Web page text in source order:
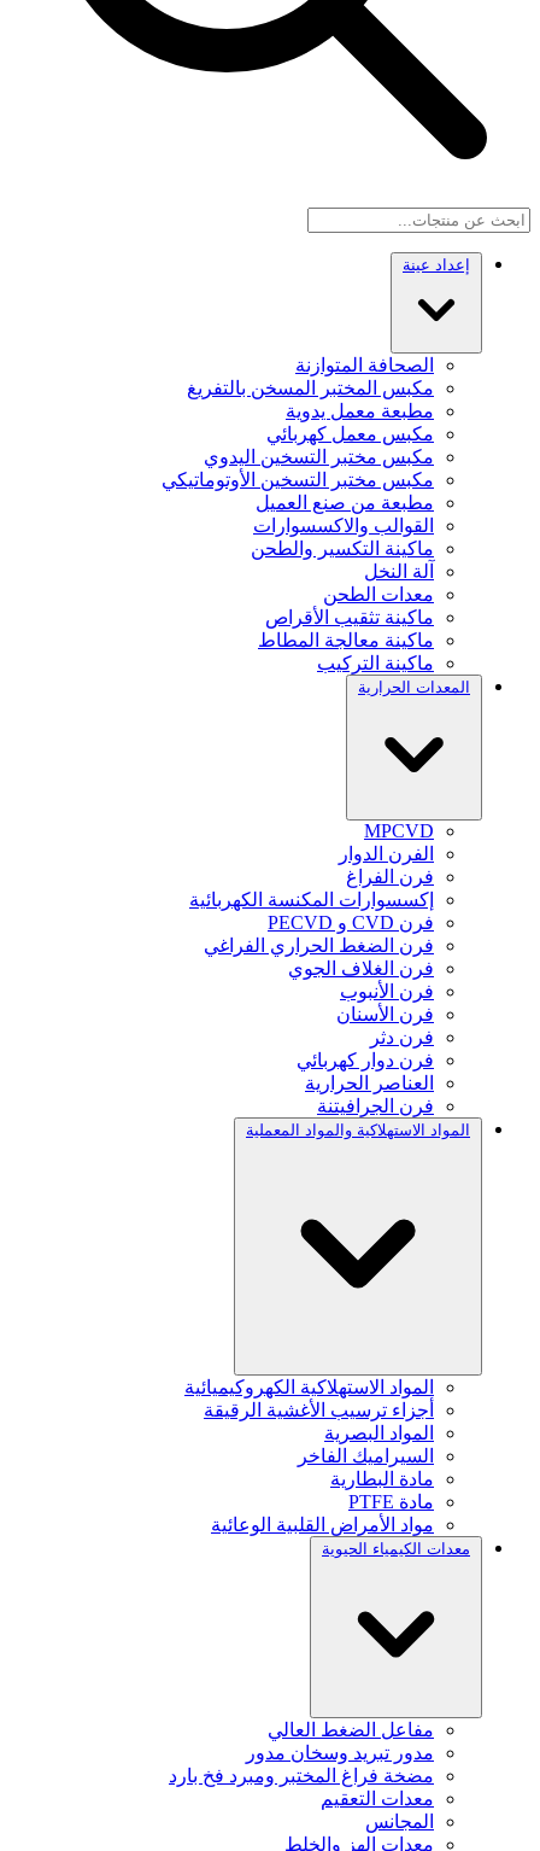
إعداد عينة
الصحافة المتوازنة
مكبس المختبر المسخن بالتفريغ
مطبعة معمل يدوية
مكبس معمل كهربائي
مكبس مختبر التسخين اليدوي
مكبس مختبر التسخين الأوتوماتيكي
مطبعة من صنع العميل
القوالب والاكسسوارات
ماكينة التكسير والطحن
آلة النخل
معدات الطحن
ماكينة تثقيب الأقراص
ماكينة معالجة المطاط
ماكينة التركيب
المعدات الحرارية
MPCVD
الفرن الدوار
فرن الفراغ
إكسسوارات المكنسة الكهربائية
فرن CVD و PECVD
فرن الضغط الحراري الفراغي
فرن الغلاف الجوي
فرن الأنبوب
فرن الأسنان
فرن دثر
فرن دوار كهربائي
العناصر الحرارية
فرن الجرافيتنة
المواد الاستهلاكية والمواد المعملية
المواد الاستهلاكية الكهروكيميائية
أجزاء ترسيب الأغشية الرقيقة
المواد البصرية
السيراميك الفاخر
مادة البطارية
مادة PTFE
مواد الأمراض القلبية الوعائية
معدات الكيمياء الحيوية
مفاعل الضغط العالي
مدور تبريد وسخان مدور
مضخة فراغ المختبر ومبرد فخ بارد
معدات التعقيم
المجانس
معدات الهز والخلط